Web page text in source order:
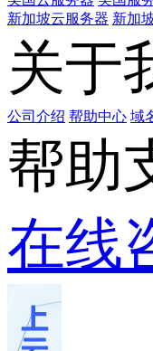
新加坡云服务器 新加
关于
公司介绍 帮助中心 域
帮助
在线